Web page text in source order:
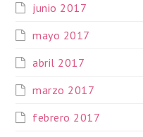
junio 2017
mayo 2017
abril 2017
marzo 2017
febrero 2017